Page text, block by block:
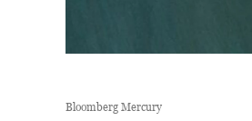
Bloomberg Mercury